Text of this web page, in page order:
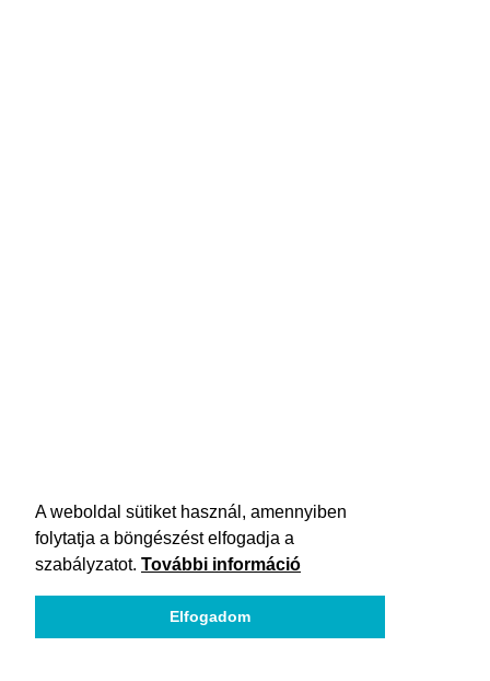
A weboldal sütiket használ, amennyiben
folytatja a böngészést elfogadja a
szabályzatot. További információ
Elfogadom